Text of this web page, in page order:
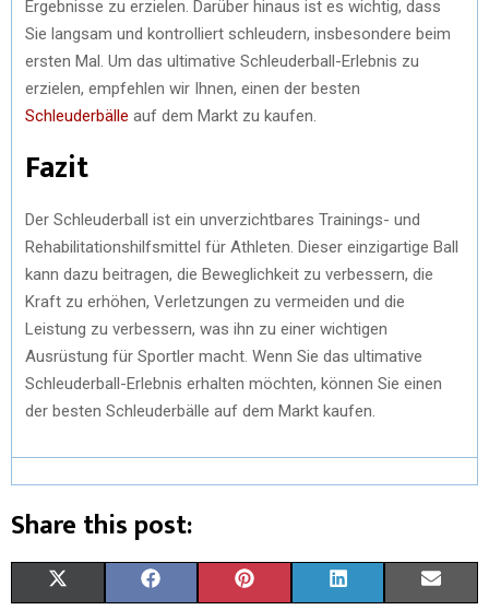
Ergebnisse zu erzielen. Darüber hinaus ist es wichtig, dass
Sie langsam und kontrolliert schleudern, insbesondere beim
ersten Mal. Um das ultimative Schleuderball-Erlebnis zu
erzielen, empfehlen wir Ihnen, einen der besten
Schleuderbälle auf dem Markt zu kaufen.
Fazit
Der Schleuderball ist ein unverzichtbares Trainings- und
Rehabilitationshilfsmittel für Athleten. Dieser einzigartige Ball
kann dazu beitragen, die Beweglichkeit zu verbessern, die
Kraft zu erhöhen, Verletzungen zu vermeiden und die
Leistung zu verbessern, was ihn zu einer wichtigen
Ausrüstung für Sportler macht. Wenn Sie das ultimative
Schleuderball-Erlebnis erhalten möchten, können Sie einen
der besten Schleuderbälle auf dem Markt kaufen.
Share this post: